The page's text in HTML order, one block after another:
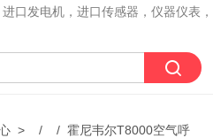
口发电机，进口传感器，仪器仪表
> / / 霍尼韦尔T8000空气呼